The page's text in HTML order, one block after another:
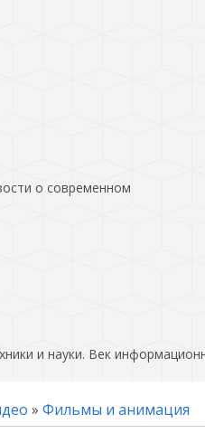
о современном
и науки. Век
» Фильмы и анимация